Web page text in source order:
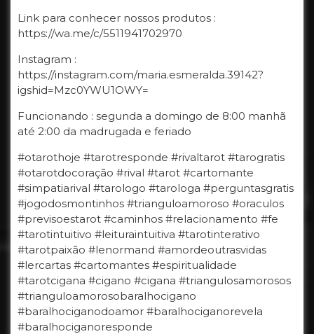
Link para conhecer nossos produtos :
https://wa.me/c/5511941702970
Instagram :
https://instagram.com/maria.esmeralda.39142?
igshid=Mzc0YWU1OWY=
Funcionando : segunda a domingo de 8:00 manhã
até 2:00 da madrugada e feriado
#otarothoje #tarotresponde #rivaltarot #tarogratis
#otarotdocoração #rival #tarot #cartomante
#simpatiarival #tarologo #tarologa #perguntasgratis
#jogodosmontinhos #trianguloamoroso #oraculos
#previsoestarot #caminhos #relacionamento #fe
#tarotintuitivo #leituraintuitiva #tarotinterativo
#tarotpaixão #lenormand #amordeoutrasvidas
#lercartas #cartomantes #espiritualidade
#tarotcigana #cigano #cigana #triangulosamorosos
#trianguloamorosobaralhocigano
#baralhociganodoamor #baralhociganorevela
#baralhociganoresponde